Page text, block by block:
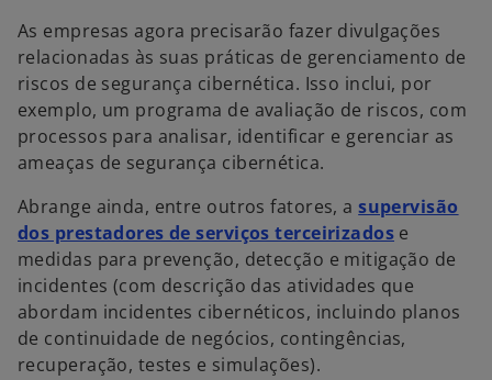
As empresas agora precisarão fazer divulgações
relacionadas às suas práticas de gerenciamento de
riscos de segurança cibernética. Isso inclui, por
exemplo, um programa de avaliação de riscos, com
processos para analisar, identificar e gerenciar as
ameaças de segurança cibernética.
Abrange ainda, entre outros fatores, asupervisão
dos prestadores de serviços terceirizadosa
b
r
e
e
e
medidas para prevenção, detecção e mitigação de
incidentes (com descrição das atividades que
abordam incidentes cibernéticos, incluindo planos
de continuidade de negócios, contingências,
recuperação, testes e simulações).